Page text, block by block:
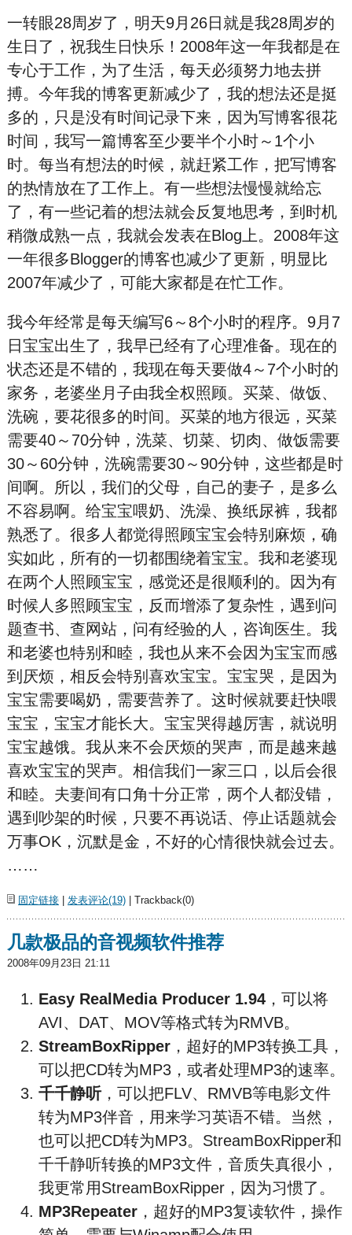
一转眼28周岁了，明天9月26日就是我28周岁的
生日了，祝我生日快乐！2008年这一年我都是在
专心于工作，为了生活，每天必须努力地去拼
搏。今年我的博客更新减少了，我的想法还是挺
多的，只是没有时间记录下来，因为写博客很花
时间，我写一篇博客至少要半个小时～1个小
时。每当有想法的时候，就赶紧工作，把写博客
的热情放在了工作上。有一些想法慢慢就给忘
了，有一些记着的想法就会反复地思考，到时机
稍微成熟一点，我就会发表在Blog上。2008年这
一年很多Blogger的博客也减少了更新，明显比
2007年减少了，可能大家都是在忙工作。
我今年经常是每天编写6～8个小时的程序。9月7
日宝宝出生了，我早已经有了心理准备。现在的
状态还是不错的，我现在每天要做4～7个小时的
家务，老婆坐月子由我全权照顾。买菜、做饭、
洗碗，要花很多的时间。买菜的地方很远，买菜
需要40～70分钟，洗菜、切菜、切肉、做饭需要
30～60分钟，洗碗需要30～90分钟，这些都是时
间啊。所以，我们的父母，自己的妻子，是多么
不容易啊。给宝宝喂奶、洗澡、换纸尿裤，我都
熟悉了。很多人都觉得照顾宝宝会特别麻烦，确
实如此，所有的一切都围绕着宝宝。我和老婆现
在两个人照顾宝宝，感觉还是很顺利的。因为有
时候人多照顾宝宝，反而增添了复杂性，遇到问
题查书、查网站，问有经验的人，咨询医生。我
和老婆也特别和睦，我也从来不会因为宝宝而感
到厌烦，相反会特别喜欢宝宝。宝宝哭，是因为
宝宝需要喝奶，需要营养了。这时候就要赶快喂
宝宝，宝宝才能长大。宝宝哭得越厉害，就说明
宝宝越饿。我从来不会厌烦的哭声，而是越来越
喜欢宝宝的哭声。相信我们一家三口，以后会很
和睦。夫妻间有口角十分正常，两个人都没错，
遇到吵架的时候，只要不再说话、停止话题就会
万事OK，沉默是金，不好的心情很快就会过去。
……
固定链接| 发表评论(19)| Trackback(0)
几款极品的音视频软件推荐
2008年09月23日 21:11
Easy RealMedia Producer 1.94，可以将
AVI、DAT、MOV等格式转为RMVB。
StreamBoxRipper，超好的MP3转换工具，
可以把CD转为MP3，或者处理MP3的速率。
千千静听，可以把FLV、RMVB等电影文件
转为MP3伴音，用来学习英语不错。当然，
也可以把CD转为MP3。StreamBoxRipper和
千千静听转换的MP3文件，音质失真很小，
我更常用StreamBoxRipper，因为习惯了。
MP3Repeater，超好的MP3复读软件，操作